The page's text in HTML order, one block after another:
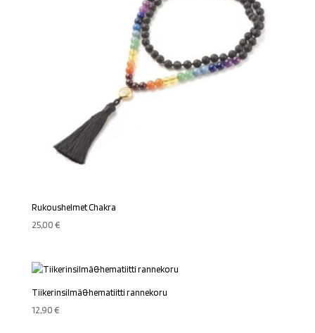
Rukoushelmet Chakra
25,00€
Tiikerinsilmä&hematiitti rannekoru
12,90€